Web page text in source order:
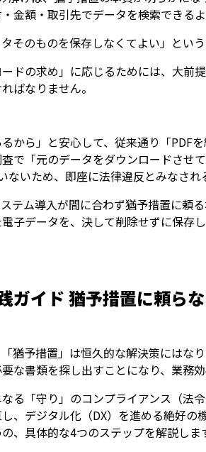
金額・取引先でデータを検索できる
そのものを保存しなくてよい」とい
ドの求め」に応じるためには、大前
ばなりません。
から」と安心して、従来通り「PDF
で「元のデータをダウンロードさせ
ないため、即座に法律違反とみなさ
テム導入が間に合わず猶予措置に頼
子データを、決して削除せずに保存
ガイド 猶予措置に頼ら
猶予措置」は恒久的な解決策にはな
な書類を探し出すことになり、業務
る「守り」のコンプライアンス（法
、デジタル化（DX）を進める絶好
、具体的な4つのステップを解説しま